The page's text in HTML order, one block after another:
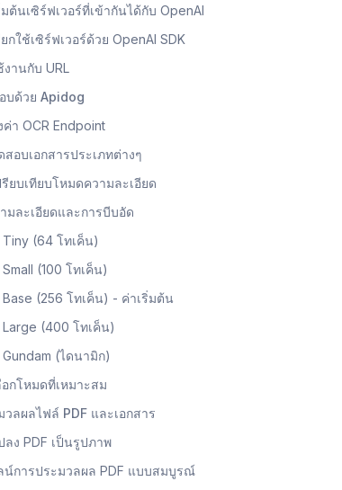
มต้นเซิร์ฟเวอร์ที่เข้ากันได้กับ OpenAI
ยกใช้เซิร์ฟเวอร์ด้วย OpenAI SDK
งานกับ URL
บด้วย Apidog
ค่า OCR Endpoint
สอบเอกสารประเภทต่างๆ
รียบเทียบโหมดความละเอียด
มละเอียดและการบีบอัด
(64 โทเค็น)
(100 โทเค็น)
(256 โทเค็น) - ค่าเริ่มต้น
(400 โทเค็น)
(ไดนามิก)
อกโหมดที่เหมาะสม
วลผลไฟล์ PDF และเอกสาร
ลง PDF เป็นรูปภาพ
น์การประมวลผล PDF แบบสมบูรณ์